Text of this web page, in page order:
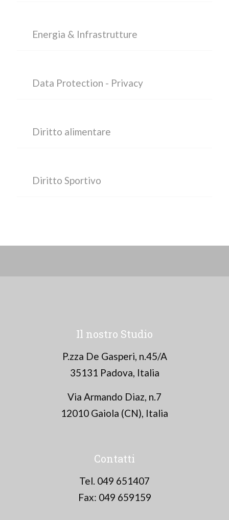
Energia & Infrastrutture
Data Protection - Privacy
Diritto alimentare
Diritto Sportivo
Il nostro Studio
P.zza De Gasperi, n.45/A
35131 Padova, Italia
Via Armando Diaz, n.7
12010 Gaiola (CN), Italia
Contatti
Tel. 049 651407
Fax: 049 659159